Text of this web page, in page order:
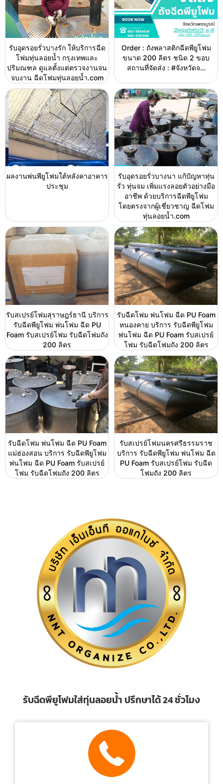
รับอุดรอยรั่วบางรัก ให้บริการฉีด
โฟมทุ่นลอยน้ำ กรุงเทพและ
ปริมณฑล ดูแลตั้งแต่ตรวจงานจน
จบงาน ฉีดโฟมทุ่นลอยน้ำ.com
Order : ถังพลาสติกฉีดพียูโฟม
ขนาด 200 ลิตร ชนิด 2 ขอบ
สถานที่จัดส่ง : #จังหวัดจ…
ผลงานพ่นพียูโฟมใต้หลังคาอาคาร
ประชุม
รับอุดรอยรั่วบางนา แก้ปัญหาทุ่น
รั่ว ทุ่นจม เพิ่มแรงลอยตัวอย่างมือ
อาชีพ ด้วยบริการฉีดพียูโฟม
โดยตรงจากผู้เชี่ยวชาญ ฉีดโฟม
ทุ่นลอยน้ำ.com
รับสเปรย์โฟมสุราษฎร์ธานี บริการ
รับฉีดพียูโฟม พ่นโฟม ฉีด PU
Foam รับสเปรย์โฟม รับฉีดโฟมถัง
200 ลิตร
รับฉีดโฟม พ่นโฟม ฉีด PU Foam
หนองคาย บริการ รับฉีดพียูโฟม
พ่นโฟม ฉีด PU Foam รับสเปรย์
โฟม รับฉีดโฟมถัง 200 ลิตร
รับฉีดโฟม พ่นโฟม ฉีด PU Foam
แม่ฮ่องสอน บริการ รับฉีดพียูโฟม
พ่นโฟม ฉีด PU Foam รับสเปรย์
โฟม รับฉีดโฟมถัง 200 ลิตร
รับสเปรย์โฟมนครศรีธรรมราช
บริการ รับฉีดพียูโฟม พ่นโฟม ฉีด
PU Foam รับสเปรย์โฟม รับฉีด
โฟมถัง 200 ลิตร
รับฉีดพียูโฟมใส่ทุ่นลอยน้ำ ปรึกษาได้ 24 ชั่วโมง